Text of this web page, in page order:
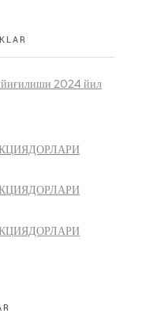
йиғилиши 2024 йил